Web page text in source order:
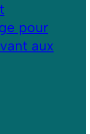
pour
aux